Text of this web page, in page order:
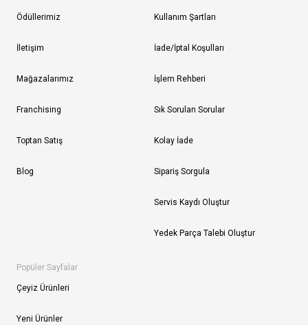
Ödüllerimiz
İletişim
Mağazalarımız
Franchising
Toptan Satış
Blog
Kullanım Şartları
İade/İptal Koşulları
İşlem Rehberi
Sık Sorulan Sorular
Kolay İade
Sipariş Sorgula
Servis Kaydı Oluştur
Yedek Parça Talebi Oluştur
Popüler Sayfalar
Çeyiz Ürünleri
Yeni Ürünler